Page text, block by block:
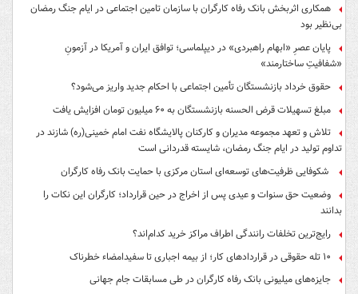
همکاری اثربخش بانک رفاه کارگران با سازمان تامین اجتماعی در ایام جنگ رمضان
بی‌نظیر بود
پایان عصرِ «ابهام راهبردی» در دیپلماسی؛ توافق ایران و آمریکا در آزمونِ
«شفافیتِ ساختارمند»
حقوق خرداد بازنشستگان تأمین اجتماعی با احکام جدید واریز می‌شود؟
مبلغ تسهیلات قرض الحسنه بازنشستگان به ۶۰ میلیون تومان افزایش یافت
تلاش و تعهد مجموعه مدیران و کارکنان پالایشگاه نفت امام خمینی(ره) شازند در
تداوم تولید در ایام جنگ رمضان، شایسته قدردانی است
شکوفایی ظرفیت‌های توسعه‌ای استان مرکزی با حمایت بانک رفاه کارگران
وضعیت حق سنوات و عیدی پس از اخراج در حین قرارداد؛ کارگران این نکات را
بدانند
رایج‌ترین تخلفات رانندگی اطراف مراکز خرید کدام‌اند؟
۱۰ تله حقوقی در قراردادهای کار؛ از بیمه اجباری تا سفیدامضاء خطرناک
جایزه‌های میلیونی بانک رفاه کارگران در طی مسابقات جام جهانی